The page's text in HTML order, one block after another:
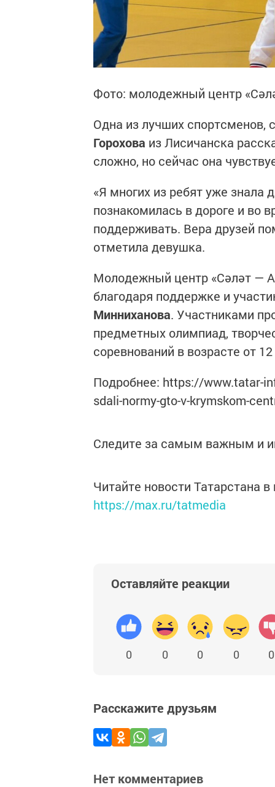
Фото: молодежный центр
Одна из лучших спортсменов,
Горохова из Лисичанска
сложно, но сейчас она
«Я многих из ребят уже знала
познакомилась в дороге и во
поддерживать. Вера друзей
отметила девушка.
Молодежный центр «Сәләт —
благодаря поддержке и
Минниханова. Участниками
предметных олимпиад,
соревнований в возрасте от
Подробнее: https://www.tatar-
sdali-normy-gto-v-krymskom-
Следите за самым важным и
Читайте новости Татарстана
https://max.ru/tatmedia
Оставляйте реакции
0 0 0 0 0
Расскажите друзьям
Нет комментариев